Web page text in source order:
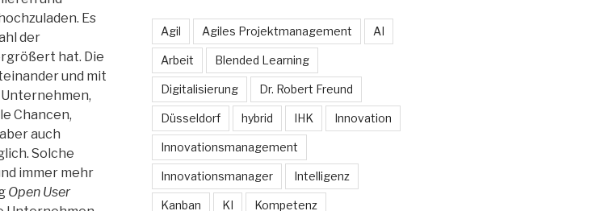
Es
der
hat. Die
und mit
Chancen,
auch
Solche
immer mehr
Open User
Agil Agiles Projektmanagement AI
Arbeit Blended Learning
Digitalisierung Dr. Robert Freund
Düsseldorf hybrid IHK Innovation
Innovationsmanagement
Innovationsmanager Intelligenz
Kanban KI Kompetenz